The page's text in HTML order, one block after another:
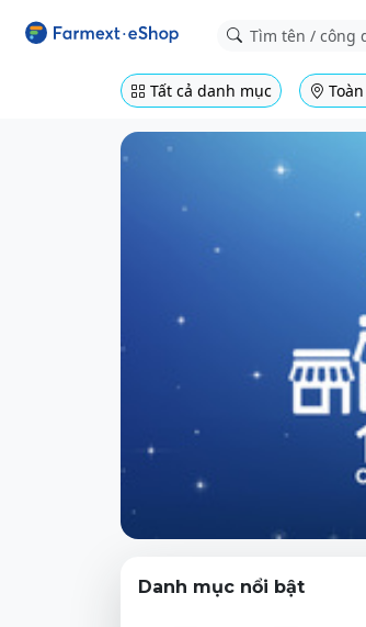
Tất cả danh mục
Danh mục nổi bật